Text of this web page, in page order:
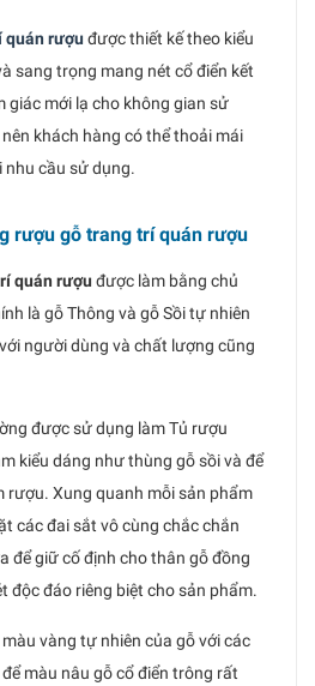
quán rượuđược thiết kế theo kiểu
sang trọng mang nét cổ điển kết
giác mới lạ cho không gian sử
khách hàng có thể thoải mái
nhu cầu sử dụng.
rượu gỗ trang trí quán rượu
quán rượu được làm bằng chủ
là gỗ Thông và gỗ Sồi tự nhiên
người dùng và chất lượng cũng
được sử dụng làm Tủ rượu
kiểu dáng như thùng gỗ sồi và để
rượu. Xung quanh mỗi sản phẩm
các đai sắt vô cùng chắc chắn
để giữ cố định cho thân gỗ đồng
độc đáo riêng biệt cho sản phẩm.
vàng tự nhiên của gỗ với các
màu nâu gỗ cổ điển trông rất